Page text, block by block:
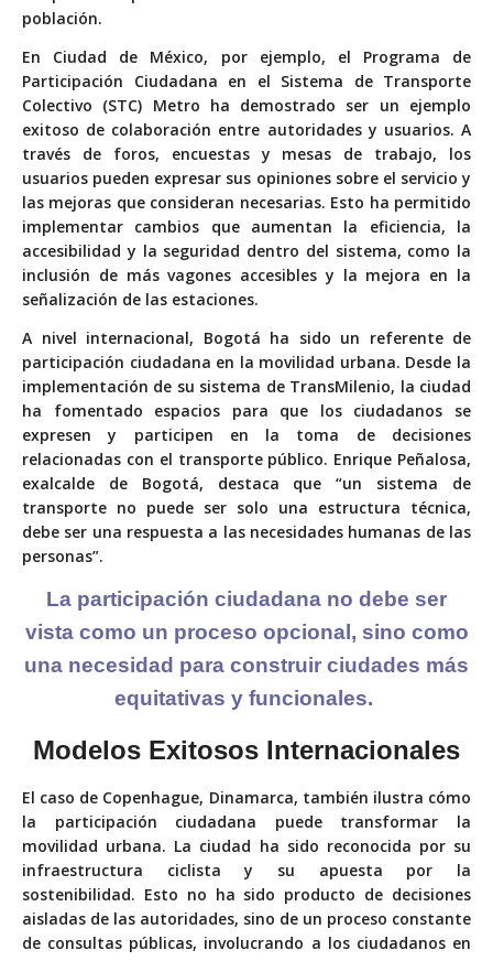
población.
En Ciudad de México, por ejemplo, el Programa de
Participación Ciudadana en el Sistema de Transporte
Colectivo (STC) Metro ha demostrado ser un ejemplo
exitoso de colaboración entre autoridades y usuarios. A
través de foros, encuestas y mesas de trabajo, los
usuarios pueden expresar sus opiniones sobre el servicio y
las mejoras que consideran necesarias. Esto ha permitido
implementar cambios que aumentan la eficiencia, la
accesibilidad y la seguridad dentro del sistema, como la
inclusión de más vagones accesibles y la mejora en la
señalización de las estaciones.
A nivel internacional, Bogotá ha sido un referente de
participación ciudadana en la movilidad urbana. Desde la
implementación de su sistema de TransMilenio, la ciudad
ha fomentado espacios para que los ciudadanos se
expresen y participen en la toma de decisiones
relacionadas con el transporte público. Enrique Peñalosa,
exalcalde de Bogotá, destaca que “un sistema de
transporte no puede ser solo una estructura técnica,
debe ser una respuesta a las necesidades humanas de las
personas”.
La participación ciudadana no debe ser
vista como un proceso opcional, sino como
una necesidad para construir ciudades más
equitativas y funcionales.
Modelos Exitosos Internacionales
El caso de Copenhague, Dinamarca, también ilustra cómo
la participación ciudadana puede transformar la
movilidad urbana. La ciudad ha sido reconocida por su
infraestructura ciclista y su apuesta por la
sostenibilidad. Esto no ha sido producto de decisiones
aisladas de las autoridades, sino de un proceso constante
de consultas públicas, involucrando a los ciudadanos en